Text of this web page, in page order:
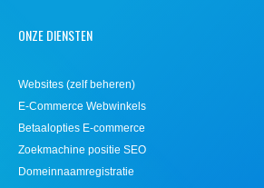
ONZE DIENSTEN
Websites (zelf beheren)
E-Commerce Webwinkels
Betaalopties E-commerce
Zoekmachine positie SEO
Domeinnaamregistratie